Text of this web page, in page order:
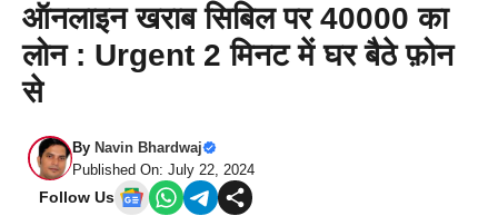
ऑनलाइन खराब सिबिल पर 40000 का
लोन : Urgent 2 मिनट में घर बैठे फ़ोन
से
By Navin Bhardwaj
Published On: July 22, 2024
Follow Us